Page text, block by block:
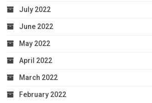
July 2022
June 2022
May 2022
April 2022
March 2022
February 2022